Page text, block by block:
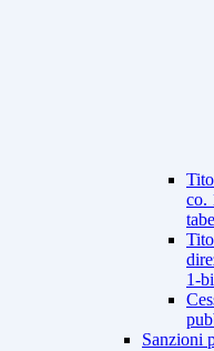
co.
1-
Sanzioni